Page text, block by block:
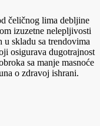
čeličnog lima debljine
izuzetne nelepljivosti
skladu sa trendovima
osigurava dugotrajnost
sa manje masnoće
o zdravoj ishrani.